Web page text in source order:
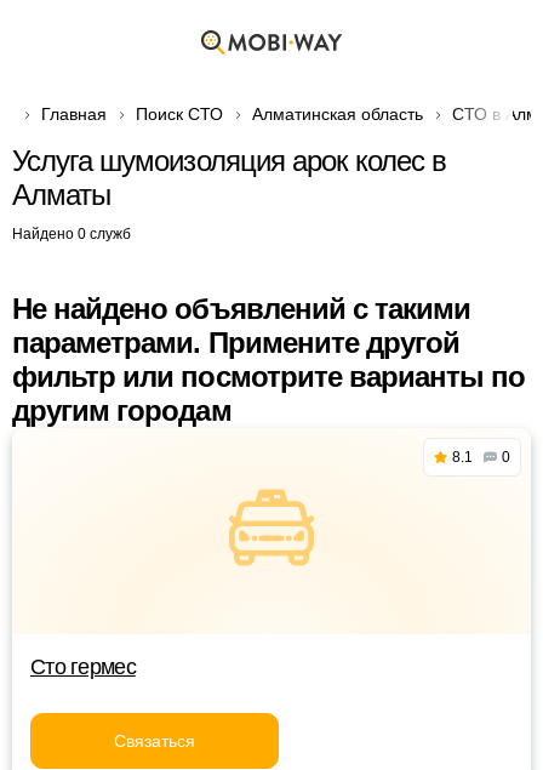
Главная Поиск СТО Алматинская область СТО в
Услуга шумоизоляция арок колес в
Алматы
Найдено 0 служб
Не найдено объявлений с такими
параметрами. Примените другой
фильтр или посмотрите варианты по
другим городам
8.1 0
Сто гермес
Связаться